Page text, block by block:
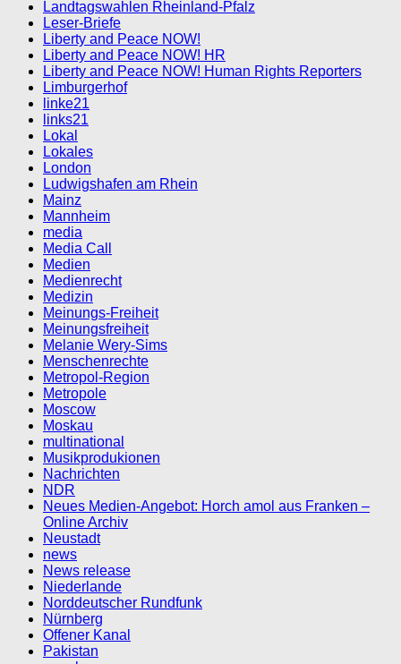
Landtagswahlen Rheinland-Pfalz
Leser-Briefe
Liberty and Peace NOW!
Liberty and Peace NOW! HR
Liberty and Peace NOW! Human Rights Reporters
Limburgerhof
linke21
links21
Lokal
Lokales
London
Ludwigshafen am Rhein
Mainz
Mannheim
media
Media Call
Medien
Medienrecht
Medizin
Meinungs-Freiheit
Meinungsfreiheit
Melanie Wery-Sims
Menschenrechte
Metropol-Region
Metropole
Moscow
Moskau
multinational
Musikprodukionen
Nachrichten
NDR
Neues Medien-Angebot: Horch amol aus Franken –
Online Archiv
Neustadt
news
News release
Niederlande
Norddeutscher Rundfunk
Nürnberg
Offener Kanal
Pakistan